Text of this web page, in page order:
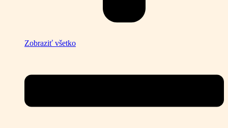
Zobraziť všetko